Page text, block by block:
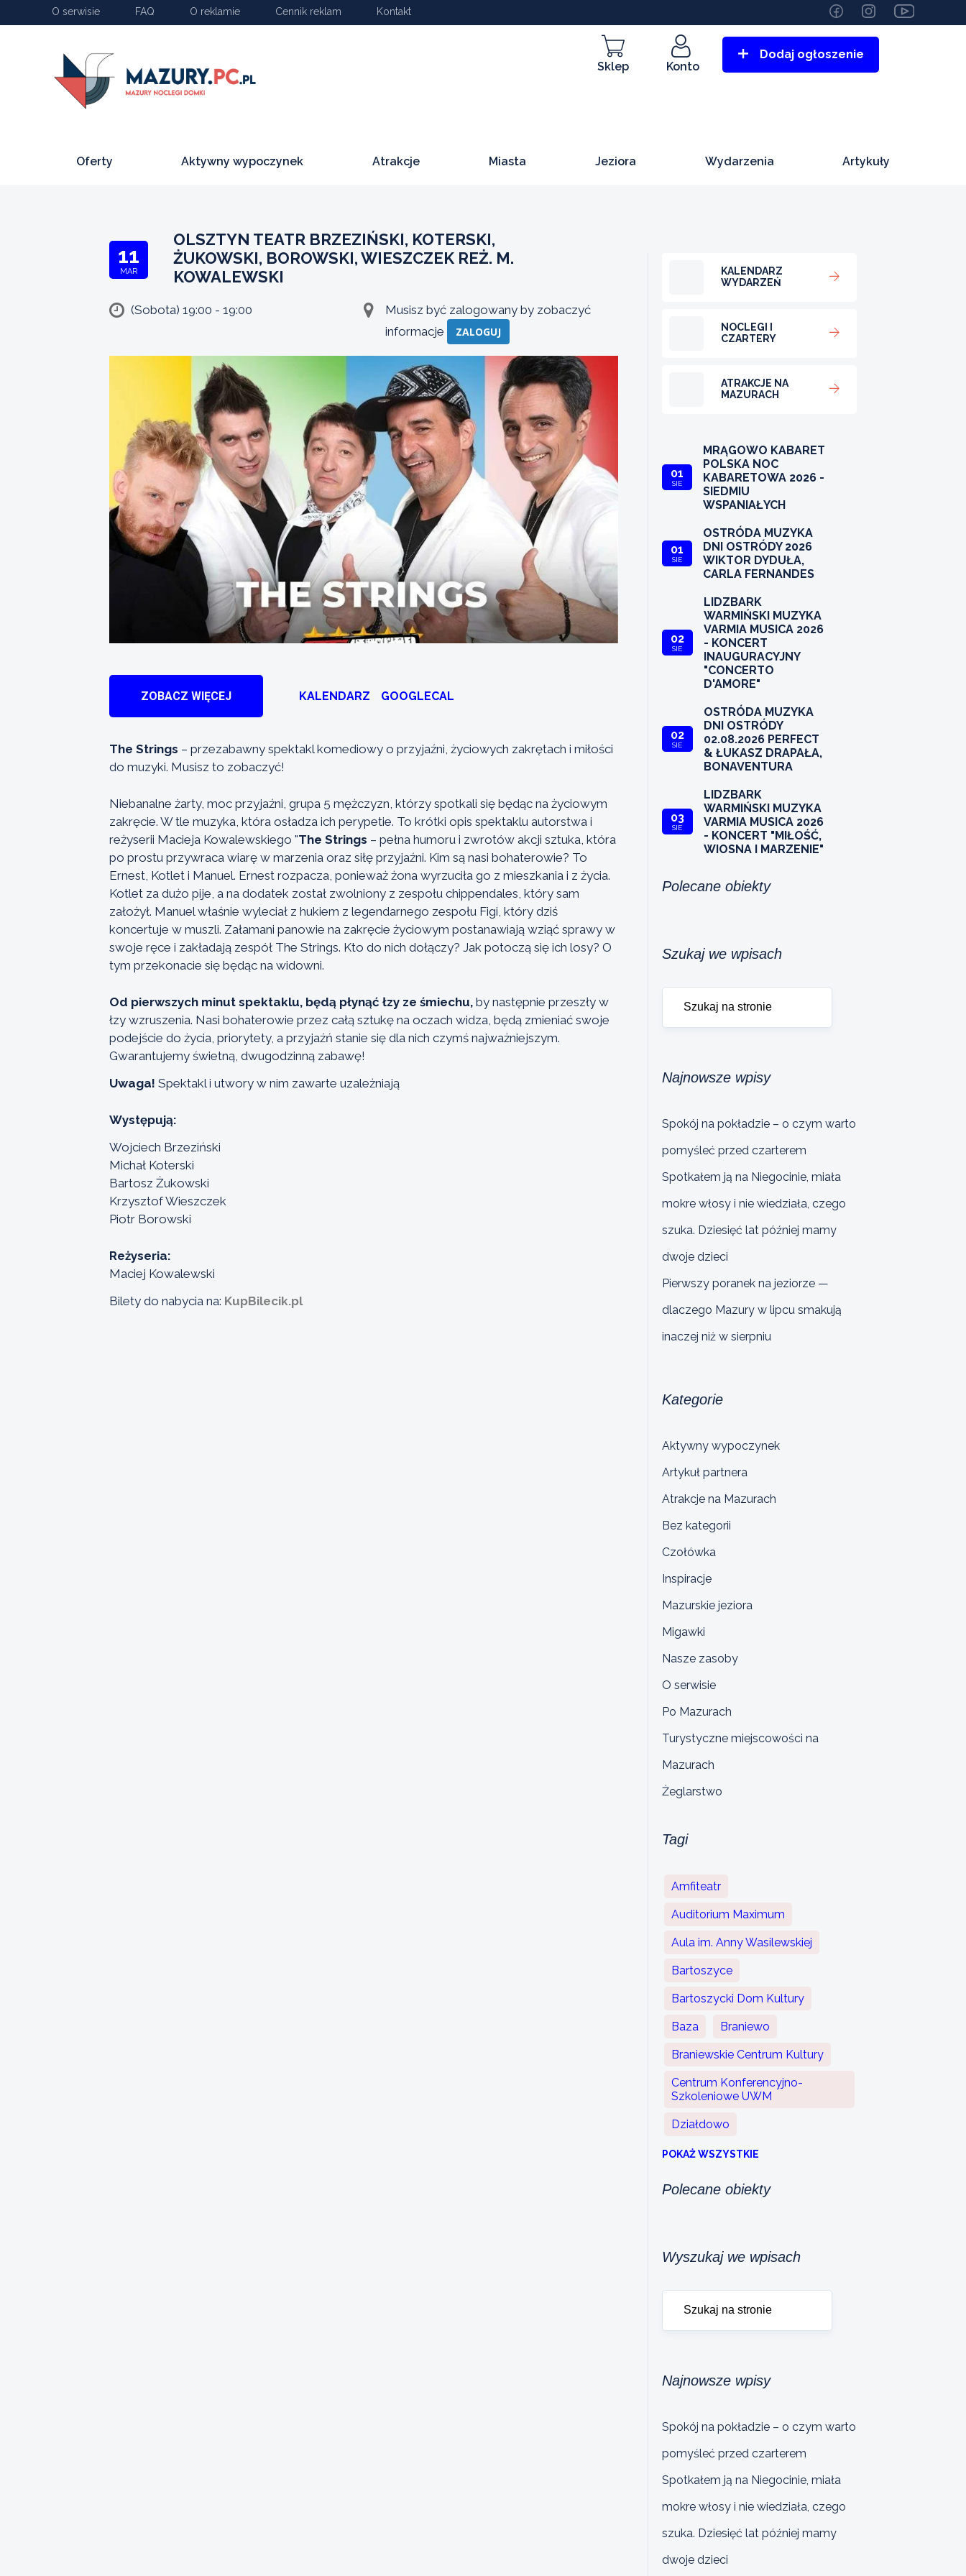
O serwisie FAQ O reklamie Cennik reklam Kontakt
Sklep Konto
Dodaj ogłoszenie
Oferty Aktywny wypoczynek Atrakcje Miasta Jeziora Wydarzenia Artykuły
11
MAR
OLSZTYN TEATR BRZEZIŃSKI, KOTERSKI,
ŻUKOWSKI, BOROWSKI, WIESZCZEK REŻ. M.
KOWALEWSKI
(Sobota) 19:00 - 19:00
Musisz być zalogowany by zobaczyć
informacje
ZALOGUJ
ZOBACZ WIĘCEJ KALENDARZ GOOGLECAL
The Strings – przezabawny spektakl komediowy o przyjaźni, życiowych zakrętach i miłości
do muzyki. Musisz to zobaczyć!
Niebanalne żarty, moc przyjaźni, grupa 5 mężczyzn, którzy spotkali się będąc na życiowym
zakręcie. W tle muzyka, która osładza ich perypetie. To krótki opis spektaklu autorstwa i
reżyserii Macieja Kowalewskiego "The Strings – pełna humoru i zwrotów akcji sztuka, która
po prostu przywraca wiarę w marzenia oraz siłę przyjaźni. Kim są nasi bohaterowie? To
Ernest, Kotlet i Manuel. Ernest rozpacza, ponieważ żona wyrzuciła go z mieszkania i z życia.
Kotlet za dużo pije, a na dodatek został zwolniony z zespołu chippendales, który sam
założył. Manuel właśnie wyleciał z hukiem z legendarnego zespołu Figi, który dziś
koncertuje w muszli. Załamani panowie na zakręcie życiowym postanawiają wziąć sprawy w
swoje ręce i zakładają zespół The Strings. Kto do nich dołączy? Jak potoczą się ich losy? O
tym przekonacie się będąc na widowni.
Od pierwszych minut spektaklu, będą płynąć łzy ze śmiechu, by następnie przeszły w
łzy wzruszenia. Nasi bohaterowie przez całą sztukę na oczach widza, będą zmieniać swoje
podejście do życia, priorytety, a przyjaźń stanie się dla nich czymś najważniejszym.
Gwarantujemy świetną, dwugodzinną zabawę!
Uwaga! Spektakl i utwory w nim zawarte uzależniają
Występują:
Wojciech Brzeziński
Michał Koterski
Bartosz Żukowski
Krzysztof Wieszczek
Piotr Borowski
Reżyseria:
Maciej Kowalewski
Bilety do nabycia na: KupBilecik.pl
KALENDARZ
WYDARZEŃ
NOCLEGI I
CZARTERY
ATRAKCJE NA
MAZURACH
01
SIE
MRĄGOWO KABARET
POLSKA NOC
KABARETOWA 2026 -
SIEDMIU
WSPANIAŁYCH
01
SIE
OSTRÓDA MUZYKA
DNI OSTRÓDY 2026
WIKTOR DYDUŁA,
CARLA FERNANDES
02
SIE
LIDZBARK
WARMIŃSKI MUZYKA
VARMIA MUSICA 2026
- KONCERT
INAUGURACYJNY
"CONCERTO
D'AMORE"
02
SIE
OSTRÓDA MUZYKA
DNI OSTRÓDY
02.08.2026 PERFECT
& ŁUKASZ DRAPAŁA,
BONAVENTURA
03
SIE
LIDZBARK
WARMIŃSKI MUZYKA
VARMIA MUSICA 2026
- KONCERT "MIŁOŚĆ,
WIOSNA I MARZENIE"
Polecane obiekty
Szukaj we wpisach
Najnowsze wpisy
Spokój na pokładzie – o czym warto
pomyśleć przed czarterem
Spotkałem ją na Niegocinie, miała
mokre włosy i nie wiedziała, czego
szuka. Dziesięć lat później mamy
dwoje dzieci
Pierwszy poranek na jeziorze —
dlaczego Mazury w lipcu smakują
inaczej niż w sierpniu
Kategorie
Aktywny wypoczynek
Artykuł partnera
Atrakcje na Mazurach
Bez kategorii
Czołówka
Inspiracje
Mazurskie jeziora
Migawki
Nasze zasoby
O serwisie
Po Mazurach
Turystyczne miejscowości na
Mazurach
Żeglarstwo
Tagi
Amfiteatr
Auditorium Maximum
Aula im. Anny Wasilewskiej
Bartoszyce
Bartoszycki Dom Kultury
Baza Braniewo
Braniewskie Centrum Kultury
Centrum Konferencyjno-
Szkoleniowe UWM
Działdowo
POKAŻ WSZYSTKIE
Polecane obiekty
Wyszukaj we wpisach
Najnowsze wpisy
Spokój na pokładzie – o czym warto
pomyśleć przed czarterem
Spotkałem ją na Niegocinie, miała
mokre włosy i nie wiedziała, czego
szuka. Dziesięć lat później mamy
dwoje dzieci